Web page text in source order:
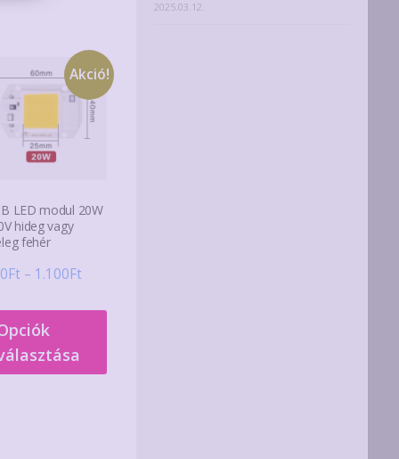
Akció!
LED modul 20W
hideg vagy
fehér
Ft – 1.100FtÁrtartomány:
Ennek
több
2025.03.12.